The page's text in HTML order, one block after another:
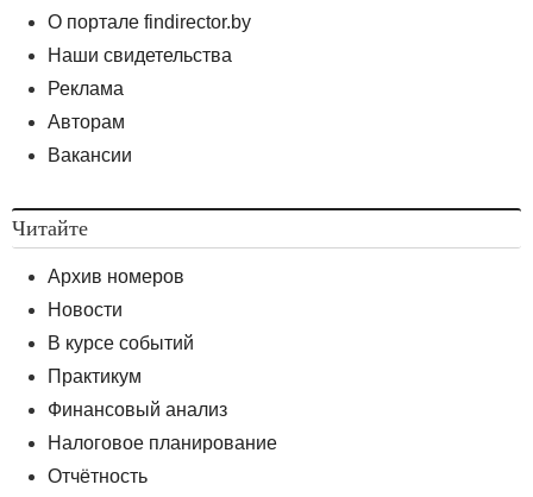
О портале findirector.by
Наши свидетельства
Реклама
Авторам
Вакансии
Читайте
Архив номеров
Новости
В курсе событий
Практикум
Финансовый анализ
Налоговое планирование
Отчётность